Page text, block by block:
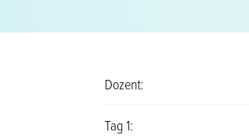
Dozent:
Tag 1: